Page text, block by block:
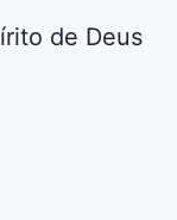
de Deus